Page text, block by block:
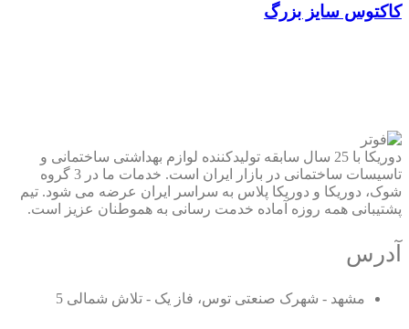
کاکتوس سایز بزرگ
دوریکا با 25 سال سابقه تولیدکننده لوازم بهداشتی ساختمانی و
تاسیسات ساختمانی در بازار ایران است. خدمات ما در 3 گروه
شوک، دوریکا و دوریکا پلاس به سراسر ایران عرضه می شود. تیم
پشتیبانی همه روزه آماده خدمت رسانی به هموطنان عزیز است.
آدرس
مشهد - شهرک صنعتی توس، فاز یک - تلاش شمالی 5